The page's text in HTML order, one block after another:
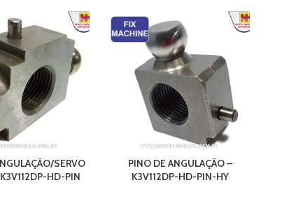
SERVO
HD-PIN
PINO DE ANGULAÇÃO –
K3V112DP-HD-PIN-HY